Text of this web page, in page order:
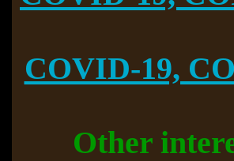
COVID-19,
Other